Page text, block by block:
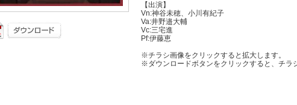
【出演】
Vn:神谷未穂、小川有紀子
Va:井野邉大輔
Vc:三宅進
Pf:伊藤恵
※チラシ画像をクリックすると拡大します。
※ダウンロードボタンをクリックすると、チラ